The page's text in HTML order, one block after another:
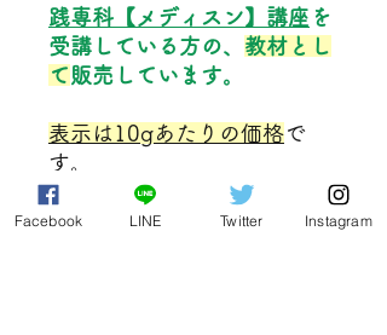
践専科【メディスン】講座 を
受講している方の、 教材とし
て 販売しています。
表示は10gあたりの価格で
す。
10g単位でご希望量を購入で
きます。
Facebook LINE Twitter Instagram